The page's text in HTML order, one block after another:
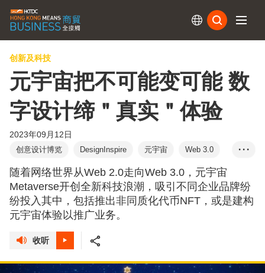
创新及科技
元宇宙把不可能变可能 数
字设计缔＂真实＂体验
2023年09月12日
创意设计博览 DesignInspire 元宇宙
Web 3.0
NFT
Mirum數碼體驗 Landmark Xmasvers...
• • •
随着网络世界从Web 2.0走向Web 3.0，元宇宙
Metaverse开创全新科技浪潮，吸引不同企业品牌纷
纷投入其中，包括推出非同质化代币NFT，或是建构
元宇宙体验以推广业务。
收听